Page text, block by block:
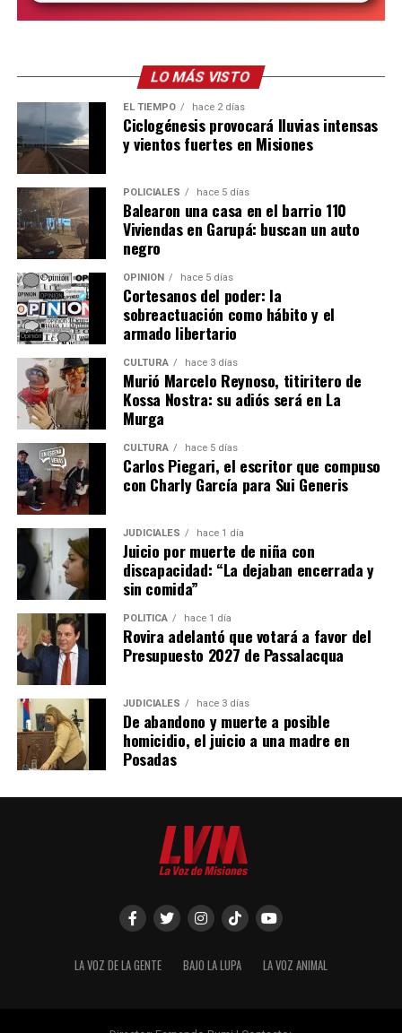
LO MÁS VISTO
EL TIEMPO hace 2 días
Ciclogénesis provocará lluvias intensas
y vientos fuertes en Misiones
POLICIALES hace 5 días
Balearon una casa en el barrio 110
Viviendas en Garupá: buscan un auto
negro
OPINIÓN hace 5 días
Cortesanos del poder: la
sobreactuación como hábito y el
armado libertario
CULTURA hace 3 días
Murió Marcelo Reynoso, titiritero de
Kossa Nostra: su adiós será en La
Murga
CULTURA hace 5 días
Carlos Piegari, el escritor que compuso
con Charly García para Sui Generis
JUDICIALES hace 1 día
Juicio por muerte de niña con
discapacidad: “La dejaban encerrada y
sin comida”
POLÍTICA hace 1 día
Rovira adelantó que votará a favor del
Presupuesto 2027 de Passalacqua
JUDICIALES hace 3 días
De abandono y muerte a posible
homicidio, el juicio a una madre en
Posadas
LA VOZ DE LA GENTE BAJO LA LUPA LA VOZ ANIMAL